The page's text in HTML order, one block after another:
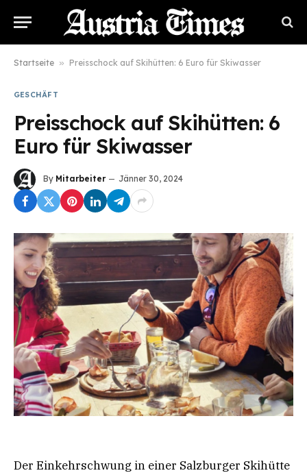
Startseite » Preisschock auf Skihütten: 6 Euro für Skiwasser
GESCHÄFT
Preisschock auf Skihütten: 6
Euro für Skiwasser
By Mitarbeiter Jänner 30, 2024
Der Einkehrschwung in einer Salzburger Skihütte